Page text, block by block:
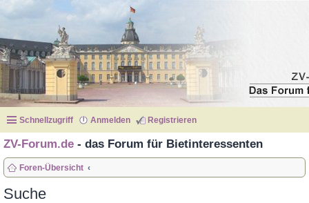
Schnellzugriff Anmelden Registrieren
ZV-Forum.de - das Forum für Bietinteressenten
Foren-Übersicht
Suche